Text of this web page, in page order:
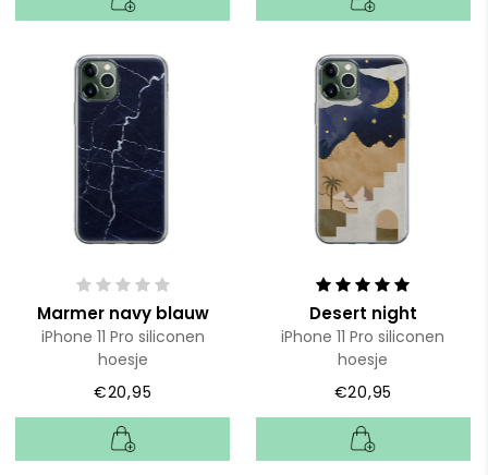
Marmer navy blauw
iPhone 11 Pro siliconen
hoesje
€20,95
Desert night
iPhone 11 Pro siliconen
hoesje
€20,95